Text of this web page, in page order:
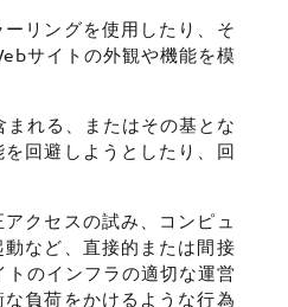
リングを使用したり、そ
サイトの外観や機能を模
れる、またはその基とな
回避しようとしたり、回
クセスの試み、コンピュ
など、直接的または間接
トのインフラの適切な運営
負荷をかけるような行為